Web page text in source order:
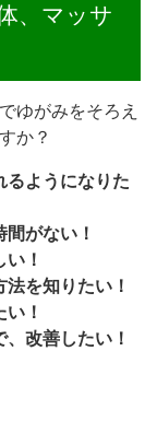
、マッサ
ゆがみをそろえ
か？
るようになりた
がない！
！
を知りたい！
！
改善したい！